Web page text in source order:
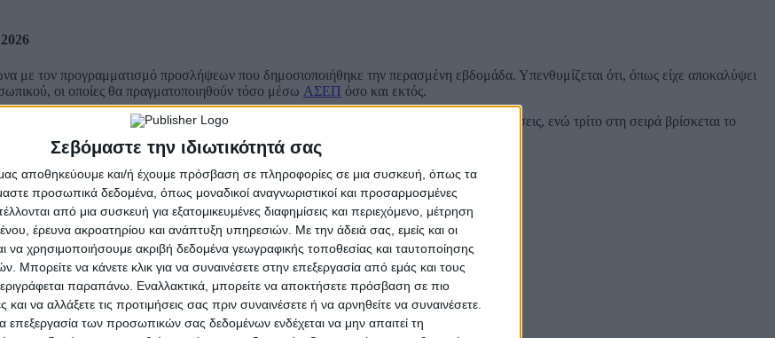
Σεβόμαστε την ιδιωτικότητά σας
μας αποθηκεύουμε και/ή έχουμε πρόσβαση σε πληροφορίες σε μια συσκευή, όπως τα
προσωπικά δεδομένα, όπως μοναδικοί αναγνωριστικοί και προσαρμοσμένες
από μια συσκευή για εξατομικευμένες διαφημίσεις και περιεχόμενο, μέτρηση
έρευνα ακροατηρίου και ανάπτυξη υπηρεσιών. Με την άδειά σας, εμείς και οι
να χρησιμοποιήσουμε ακριβή δεδομένα γεωγραφικής τοποθεσίας και ταυτοποίησης
να κάνετε κλικ για να συναινέσετε στην επεξεργασία από εμάς και τους
παραπάνω. Εναλλακτικά, μπορείτε να αποκτήσετε πρόσβαση σε πιο
και να αλλάξετε τις προτιμήσεις σας πριν συναινέσετε ή να αρνηθείτε να συναινέσετε.
επεξεργασία των προσωπικών σας δεδομένων ενδέχεται να μην απαιτεί τη
με τον προγραμματισμό προσλήψεων που δημοσιοποιήθηκε την περασμένη εβδομάδα. Υπενθυμίζεται ότι, όπως είχε αποκαλύψει
οι οποίες θα πραγματοποιηθούν τόσο μέσω ΑΣΕΠ όσο και εκτός.
5.208 μόνιμοι διορισμοί. Ακολουθεί το υπουργείο Προστασίας του Πολίτη με 2.160 θέσεις, ενώ τρίτο στη σειρά βρίσκεται το